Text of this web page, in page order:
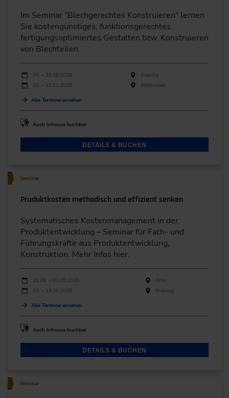
Im Seminar "Blechgerechtes Konstruieren" lernen
Sie kostengünstiges, funktionsgerechtes,
fertigungsoptimiertes Gestalten bzw. Konstruieren
von Blechteilen.
Durchführungen
Veranstaltungsdatum
25. – 26.08.2026
Freising
10. – 11.11.2026
Filderstadt
Alle Termine ansehen
Auch Inhouse buchbar
DETAILS & BUCHEN
Seminar
Produktkosten methodisch und effizient senken
Systematisches Kostenmanagement in der
Produktentwicklung – Seminar für Fach- und
Führungskräfte aus Produktentwicklung,
Konstruktion. Mehr Infos hier.
Durchführungen
Veranstaltungsdatum Veranstaltungsort
31.08. – 01.09.2026
Köln
13. – 14.10.2026
Freising
Alle Termine ansehen
Auch Inhouse buchbar
DETAILS & BUCHEN
Seminar